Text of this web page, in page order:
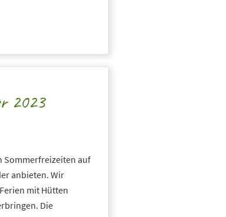
2023
Sommerfreizeiten auf
anbieten. Wir
mit Hütten
Die